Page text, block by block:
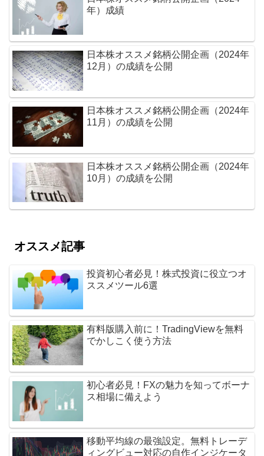
年）成績
日本株オススメ銘柄公開企画（2024年
12月）の成績を公開
日本株オススメ銘柄公開企画（2024年
11月）の成績を公開
日本株オススメ銘柄公開企画（2024年
10月）の成績を公開
オススメ記事
投資初心者必見！株式投資に役立つオ
ススメツール6選
有料版購入前に！TradingViewを無料
でかしこく使う方法
初心者必見！FXの魅力を知ってボーナ
ス相場に備えよう
移動平均線の最強設定。無料トレーデ
ィングビュー対応の自作インジケータ